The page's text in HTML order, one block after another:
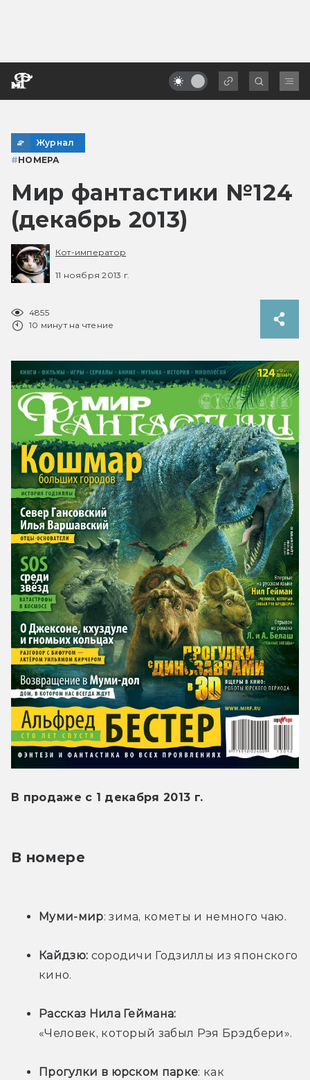
Журнал
#НОМЕРА
Мир фантастики №124
(декабрь 2013)
Кот-император
11 ноября 2013 г.
4855
10 минут на чтение
В продаже с 1 декабря 2013 г.
В номере
Муми-мир: зима, кометы и немного чаю.
Кайдзю: сородичи Годзиллы из японского
кино.
Рассказ Нила Геймана:
«Человек, который забыл Рэя Брэдбери».
Прогулки в юрском парке: как